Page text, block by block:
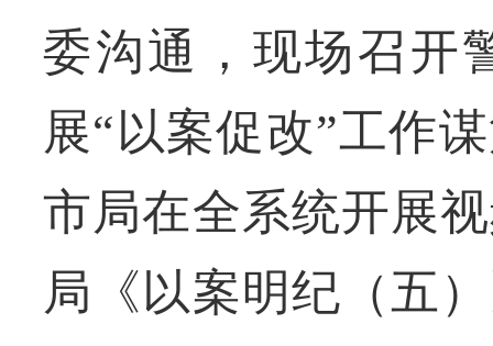
委沟通，现场召开
展“以案促改”工作
市局在全系统开展
局《以案明纪（五